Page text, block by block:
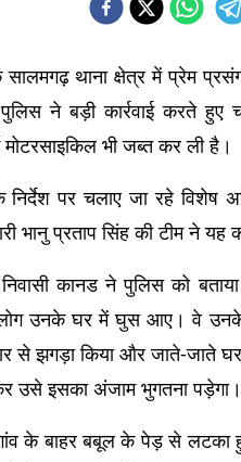
सालमगढ़ थाना क्षेत्र में प्रेम
ने बड़ी कार्रवाई करते हुए
भी जब्त कर ली है।
निर्देश पर चलाए जा रहे
भानु प्रताप सिंह की टीम ने यह
निवासी कानड ने पुलिस को
उनके घर में घुस आए। वे
से झगड़ा किया और जाते-
उसे इसका अंजाम भुगतना पड़ेगा।
के बाहर बबूल के पेड़ से लटका